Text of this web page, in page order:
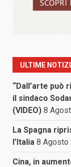
ULTIME
“Dall’arte può
il sindaco
(VIDEO) 8
La Spagna
l’Italia 8 Agosto
Cina, in